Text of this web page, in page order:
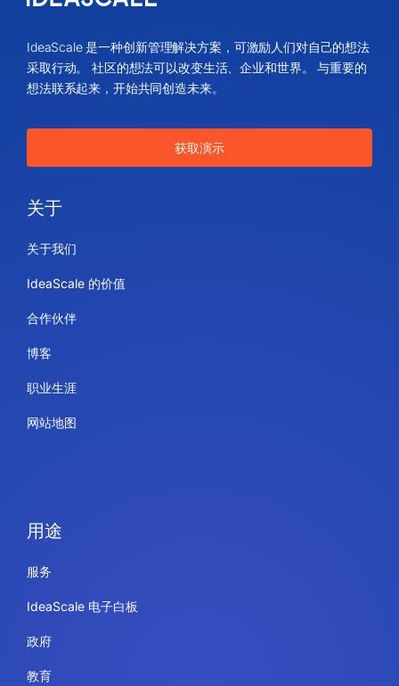
IdeaScale 是一种创新管理解决方案，可激励人们对自己的想法
采取行动。 社区的想法可以改变生活、企业和世界。 与重要的
想法联系起来，开始共同创造未来。
获取演示
关于
关于我们
IdeaScale 的价值
合作伙伴
博客
职业生涯
网站地图
用途
服务
IdeaScale 电子白板
政府
教育